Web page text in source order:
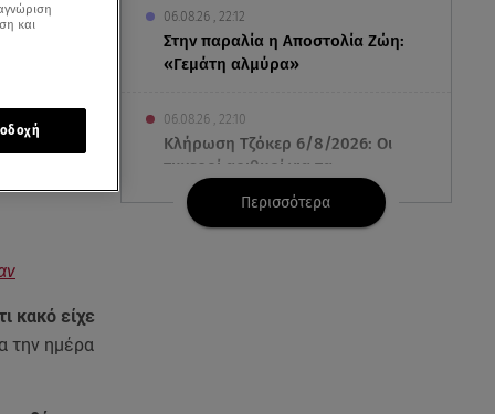
06.08.26 , 22:12
Στην παραλία η Αποστολία Ζώη:
«Γεμάτη αλμύρα»
06.08.26 , 22:10
Κλήρωση Τζόκερ 6/8/2026: Οι
τυχεροί αριθμοί για τα
2.500.000 ευρώ
Περισσότερα
από τη
μίλησε
κακό είχε
την ημέρα
και